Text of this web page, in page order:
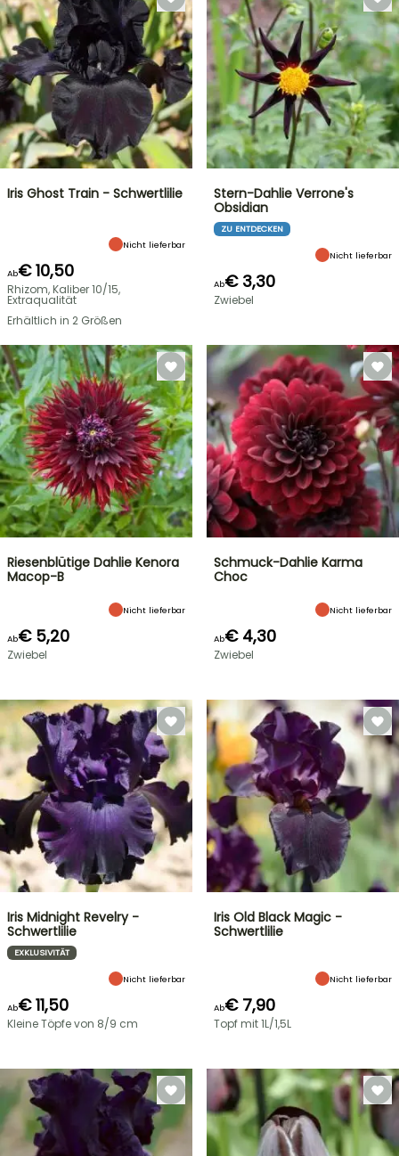
Iris Ghost Train - Schwertlilie
Nicht lieferbar
Ab€ 10,50
Rhizom, Kaliber 10/15,
Extraqualität
Erhältlich in 2 Größen
Stern-Dahlie Verrone's
Obsidian
ZU ENTDECKEN
Nicht lieferbar
Ab€ 3,30
Zwiebel
Riesenblütige Dahlie Kenora
Macop-B
Nicht lieferbar
Ab€ 5,20
Zwiebel
Schmuck-Dahlie Karma
Choc
Nicht lieferbar
Ab€ 4,30
Zwiebel
Iris Midnight Revelry -
Schwertlilie
EXKLUSIVITÄT
Nicht lieferbar
Ab€ 11,50
Kleine Töpfe von 8/9 cm
Iris Old Black Magic -
Schwertlilie
Nicht lieferbar
Ab€ 7,90
Topf mit 1L/1,5L